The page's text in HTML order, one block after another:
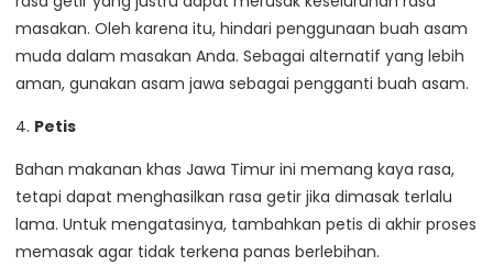
masakan. Oleh karena itu, hindari penggunaan buah asam
muda dalam masakan Anda. Sebagai alternatif yang lebih
aman, gunakan asam jawa sebagai pengganti buah asam.
4. Petis
Bahan makanan khas Jawa Timur ini memang kaya rasa,
tetapi dapat menghasilkan rasa getir jika dimasak terlalu
lama. Untuk mengatasinya, tambahkan petis di akhir proses
memasak agar tidak terkena panas berlebihan.